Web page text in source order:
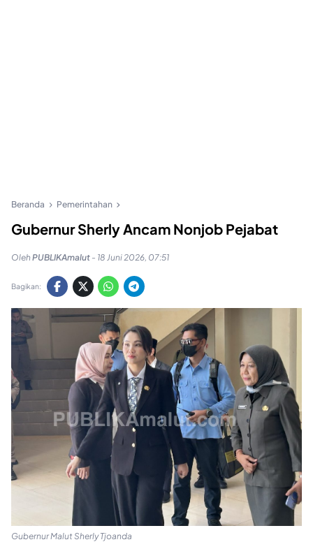
Beranda Pemerintahan
Gubernur Sherly Ancam Nonjob Pejabat
OlehPUBLIKAmalut - 18 Juni 2026, 07:51
Bagikan:
Gubernur Malut Sherly Tjoanda